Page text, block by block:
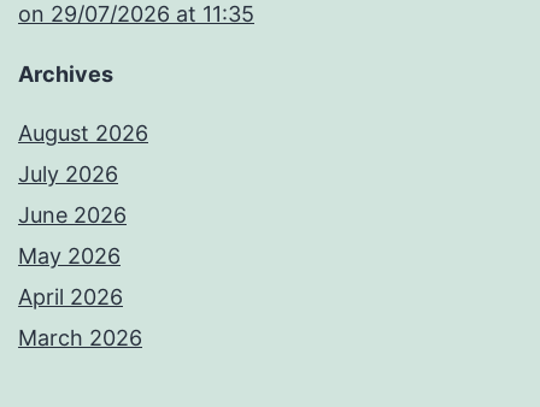
​on 29/07/2026 at 11:35
Archives
August 2026
July 2026
June 2026
May 2026
April 2026
March 2026